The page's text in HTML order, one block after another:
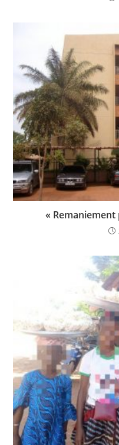
« Remaniement